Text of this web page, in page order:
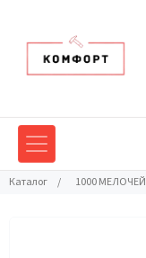
Каталог / 1000 МЕЛОЧЕЙ